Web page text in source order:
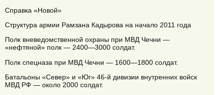
Справка «Новой»
Структура армии Рамзана Кадырова на начало 2011 года
Полк вневедомственной охраны при МВД Чечни —
«нефтяной» полк — 2400—3000 солдат.
Полк спецназа при МВД Чечни — 1600—1800 солдат.
Батальоны «Север» и «Юг» 46-й дивизии внутренних войск
МВД РФ — около 2000 солдат.